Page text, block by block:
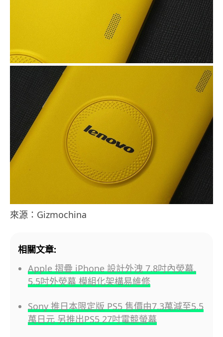
來源：Gizmochina
相關文章:
Apple 摺疊 iPhone 設計外洩 7.8吋內熒幕,
5.5吋外熒幕 模組化架構易維修
Sony 推日本限定版 PS5 售價由7.3萬減至5.5
萬日元 另推出PS5 27吋電競螢幕